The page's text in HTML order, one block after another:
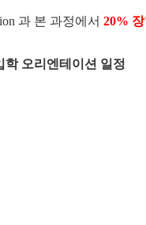
과 본 과정에서 20%
학 오리엔테이션 일정